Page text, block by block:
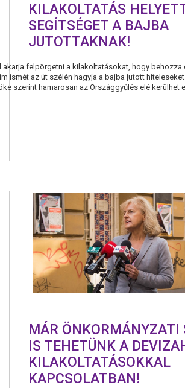
KILAKOLTATÁS
SEGÍTSÉGET A BAJBA
JUTOTTAKNAK!
akarja felpörgetni a kilakoltatásokat, hogy behozza
ismét az út szélén hagyja a bajba jutott
szerint hamarosan az Országgyűlés elé kerülhet
MÁR ÖNKORMÁNYZATI
IS TEHETÜNK A
KILAKOLTATÁSOKKAL
KAPCSOLATBAN!